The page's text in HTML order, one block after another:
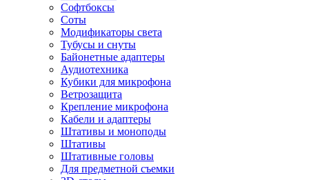
Софтбоксы
Соты
Модификаторы света
Тубусы и снуты
Байонетные адаптеры
Аудиотехника
Кубики для микрофона
Ветрозащита
Крепление микрофона
Кабели и адаптеры
Штативы и моноподы
Штативы
Штативные головы
Для предметной съемки